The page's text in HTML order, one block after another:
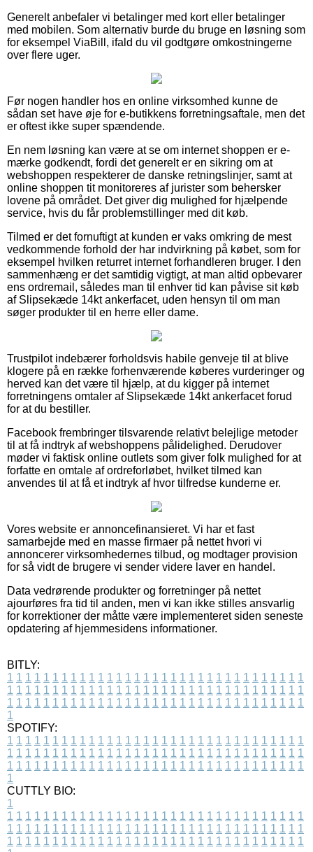
Generelt anbefaler vi betalinger med kort eller betalinger
med mobilen. Som alternativ burde du bruge en løsning som
for eksempel ViaBill, ifald du vil godtgøre omkostningerne
over flere uger.
Før nogen handler hos en online virksomhed kunne de
sådan set have øje for e-butikkens forretningsaftale, men det
er oftest ikke super spændende.
En nem løsning kan være at se om internet shoppen er e-
mærke godkendt, fordi det generelt er en sikring om at
webshoppen respekterer de danske retningslinjer, samt at
online shoppen tit monitoreres af jurister som behersker
lovene på området. Det giver dig mulighed for hjælpende
service, hvis du får problemstillinger med dit køb.
Tilmed er det fornuftigt at kunden er vaks omkring de mest
vedkommende forhold der har indvirkning på købet, som for
eksempel hvilken returret internet forhandleren bruger. I den
sammenhæng er det samtidig vigtigt, at man altid opbevarer
ens ordremail, således man til enhver tid kan påvise sit køb
af Slipsekæde 14kt ankerfacet, uden hensyn til om man
søger produkter til en herre eller dame.
Trustpilot indebærer forholdsvis habile genveje til at blive
klogere på en række forhenværende køberes vurderinger og
herved kan det være til hjælp, at du kigger på internet
forretningens omtaler af Slipsekæde 14kt ankerfacet forud
for at du bestiller.
Facebook frembringer tilsvarende relativt belejlige metoder
til at få indtryk af webshoppens pålidelighed. Derudover
møder vi faktisk online outlets som giver folk mulighed for at
forfatte en omtale af ordreforløbet, hvilket tilmed kan
anvendes til at få et indtryk af hvor tilfredse kunderne er.
Vores website er annoncefinansieret. Vi har et fast
samarbejde med en masse firmaer på nettet hvori vi
annoncerer virksomhedernes tilbud, og modtager provision
for så vidt de brugere vi sender videre laver en handel.
Data vedrørende produkter og forretninger på nettet
ajourføres fra tid til anden, men vi kan ikke stilles ansvarlig
for korrektioner der måtte være implementeret siden seneste
opdatering af hjemmesidens informationer.
BITLY:
1 1 1 1 1 1 1 1 1 1 1 1 1 1 1 1 1 1 1 1 1 1 1 1 1 1 1 1 1 1 1 1 1
1 1 1 1 1 1 1 1 1 1 1 1 1 1 1 1 1 1 1 1 1 1 1 1 1 1 1 1 1 1 1 1 1
1 1 1 1 1 1 1 1 1 1 1 1 1 1 1 1 1 1 1 1 1 1 1 1 1 1 1 1 1 1 1 1 1
1
SPOTIFY:
1 1 1 1 1 1 1 1 1 1 1 1 1 1 1 1 1 1 1 1 1 1 1 1 1 1 1 1 1 1 1 1 1
1 1 1 1 1 1 1 1 1 1 1 1 1 1 1 1 1 1 1 1 1 1 1 1 1 1 1 1 1 1 1 1 1
1 1 1 1 1 1 1 1 1 1 1 1 1 1 1 1 1 1 1 1 1 1 1 1 1 1 1 1 1 1 1 1 1
1
CUTTLY BIO:
1
1 1 1 1 1 1 1 1 1 1 1 1 1 1 1 1 1 1 1 1 1 1 1 1 1 1 1 1 1 1 1 1 1
1 1 1 1 1 1 1 1 1 1 1 1 1 1 1 1 1 1 1 1 1 1 1 1 1 1 1 1 1 1 1 1 1
1 1 1 1 1 1 1 1 1 1 1 1 1 1 1 1 1 1 1 1 1 1 1 1 1 1 1 1 1 1 1 1 1